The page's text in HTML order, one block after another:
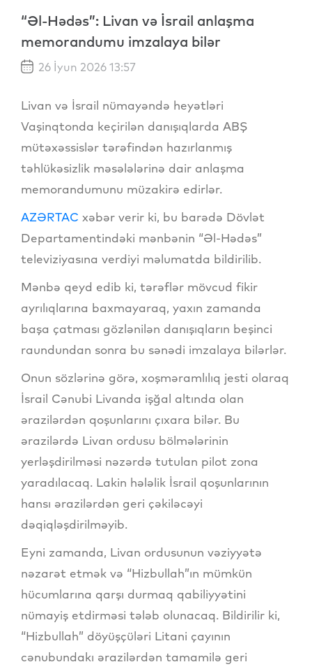
“Əl-Hədəs”: Livan və İsrail anlaşma
memorandumu imzalaya bilər
26 İyun 2026 13:57
Livan və İsrail nümayəndə heyətləri
Vaşinqtonda keçirilən danışıqlarda ABŞ
mütəxəssislər tərəfindən hazırlanmış
təhlükəsizlik məsələlərinə dair anlaşma
memorandumunu müzakirə edirlər.
AZƏRTAC xəbər verir ki, bu barədə Dövlət
Departamentindəki mənbənin “Əl-Hədəs”
televiziyasına verdiyi məlumatda bildirilib.
Mənbə qeyd edib ki, tərəflər mövcud fikir
ayrılıqlarına baxmayaraq, yaxın zamanda
başa çatması gözlənilən danışıqların beşinci
raundundan sonra bu sənədi imzalaya bilərlər.
Onun sözlərinə görə, xoşməramlılıq jesti olaraq
İsrail Cənubi Livanda işğal altında olan
ərazilərdən qoşunlarını çıxara bilər. Bu
ərazilərdə Livan ordusu bölmələrinin
yerləşdirilməsi nəzərdə tutulan pilot zona
yaradılacaq. Lakin hələlik İsrail qoşunlarının
hansı ərazilərdən geri çəkiləcəyi
dəqiqləşdirilməyib.
Eyni zamanda, Livan ordusunun vəziyyətə
nəzarət etmək və “Hizbullah”ın mümkün
hücumlarına qarşı durmaq qabiliyyətini
nümayiş etdirməsi tələb olunacaq. Bildirilir ki,
“Hizbullah” döyüşçüləri Litani çayının
cənubundakı ərazilərdən tamamilə geri